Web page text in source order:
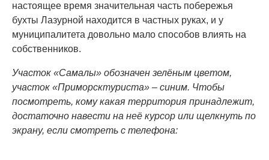
настоящее время значительная часть побережья
бухты Лазурной находится в частных руках, и у
муниципалитета довольно мало способов влиять на
собственников.
Участок «Самалы» обозначен зелёным цветом,
участок «Приморсктуриста» – синим. Чтобы
посмотреть, кому какая территория принадлежит,
достаточно навести на неё курсор или щелкнуть по
экрану, если смотреть с телефона: